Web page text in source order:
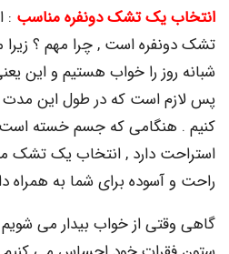
یک تشک دونفره مناسب: از لوازم
را خواب هستیم و این یعنی تقریبا
است که در طول این مدت احساس
که جسم خسته است نیاز به
دارد , انتخاب یک تشک مناسب می
برای شما به همراه داشته
از خواب بیدار می شویم دردهایی